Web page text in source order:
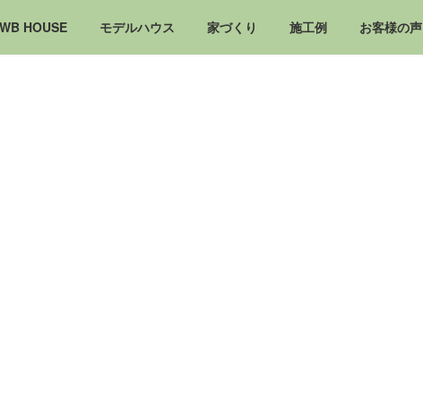
WB HOUSE モデルハウス 家づくり 施工例 お客様の声